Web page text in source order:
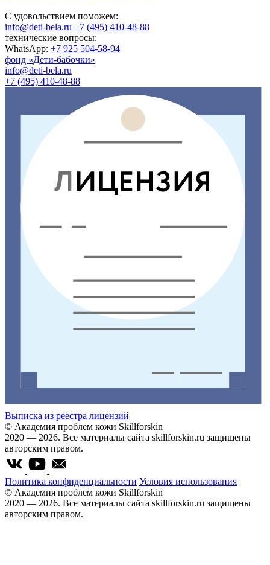
С удовольствием поможем:
info@deti-bela.ru +7 (495) 410-48-88
технические вопросы:
WhatsApp: +7 925 504-58-94
фонд «Дети-бабочки»
info@deti-bela.ru
+7 (495) 410-48-88
Выписка из реестра лицензий
© Академия проблем кожи Skillforskin
2020 — 2026. Все материалы сайта skillforskin.ru защищены
авторским правом.
Политика конфиденциальности Условия использования
© Академия проблем кожи Skillforskin
2020 — 2026. Все материалы сайта skillforskin.ru защищены
авторским правом.